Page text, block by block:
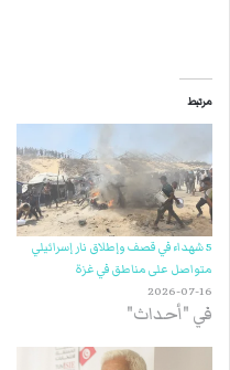
مرتبط
5 شهداء في قصف وإطلاق نار إسرائيلي
متواصل على مناطق في غزة
2026-07-16
في "أحداث"